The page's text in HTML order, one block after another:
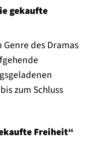
gekaufte
des Dramas
zum Schluss
Freiheit“